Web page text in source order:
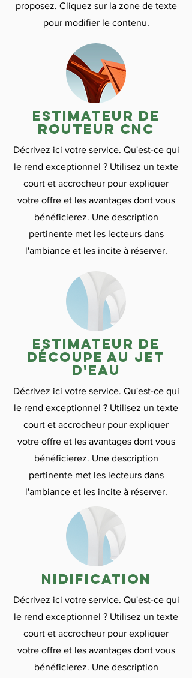
proposez. Cliquez sur la zone de texte
pour modifier le contenu.
Estimateur de
routeur CNC
Décrivez ici votre service. Qu'est-ce qui
le rend exceptionnel ? Utilisez un texte
court et accrocheur pour expliquer
votre offre et les avantages dont vous
bénéficierez. Une description
pertinente met les lecteurs dans
l'ambiance et les incite à réserver.
Estimateur de
découpe au jet
d'eau
Décrivez ici votre service. Qu'est-ce qui
le rend exceptionnel ? Utilisez un texte
court et accrocheur pour expliquer
votre offre et les avantages dont vous
bénéficierez. Une description
pertinente met les lecteurs dans
l'ambiance et les incite à réserver.
nidification
Décrivez ici votre service. Qu'est-ce qui
le rend exceptionnel ? Utilisez un texte
court et accrocheur pour expliquer
votre offre et les avantages dont vous
bénéficierez. Une description